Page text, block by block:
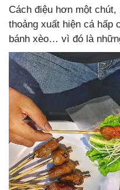
Cách điệu hơn một
thoảng xuất hiện cá hấp
bánh xèo… vì đó là